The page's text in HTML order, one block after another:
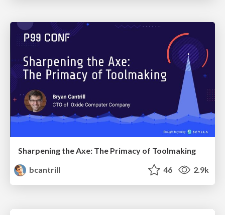
Sharpening the Axe: The Primacy of Toolmaking
bcantrill
46 2.9k